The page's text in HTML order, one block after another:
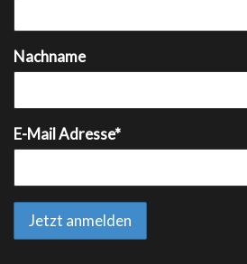
Nachname
E-Mail Adresse*